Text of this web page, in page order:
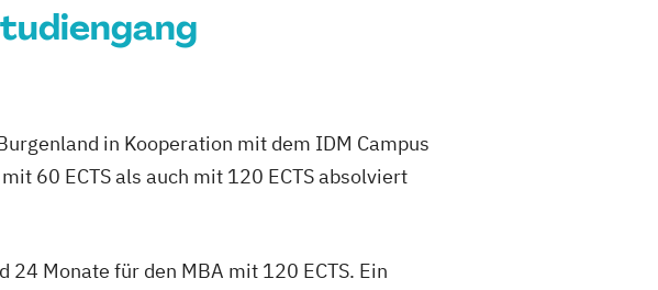
in Kooperation mit dem IDM Campus
60 ECTS als auch mit 120 ECTS absolviert
Monate für den MBA mit 120 ECTS. Ein